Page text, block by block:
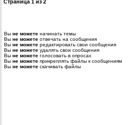
Страница 1 из 2
Вы не можете начинать темы
Вы не можете отвечать на сообщения
Вы не можете редактировать свои сообщения
Вы не можете удалять свои сообщения
Вы не можете голосовать в опросах
Вы не можете прикреплять файлы к сообщениям
Вы не можете скачивать файлы